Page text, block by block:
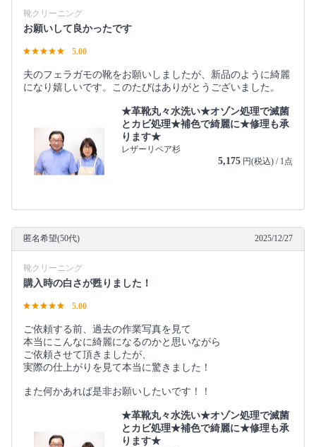
靴クリーニング
お願いして良かったです
5.00
夫のフェラガモの靴をお願いしましたが、新品のように綺麗
になり嬉しいです。このたびはありがとうございました。
★革靴丸々水洗い★オゾン処理で滅菌
とカビ処理★補色で綺麗に★修理も承
ります★
レザーリペア杉
5,175 円(税込) / 1点
匿名希望(50代) 2025/12/27
靴クリーニング
購入時の白さが甦りました！
5.00
ご依頼する前、過去の作業写真を見て
本当にこんなに綺麗になるのかと思いながら
ご依頼させて頂きましたが、
実際の仕上がりを見て本当に驚きました！
また何かあれば是非お願いしたいです！！
★革靴丸々水洗い★オゾン処理で滅菌
とカビ処理★補色で綺麗に★修理も承
ります★